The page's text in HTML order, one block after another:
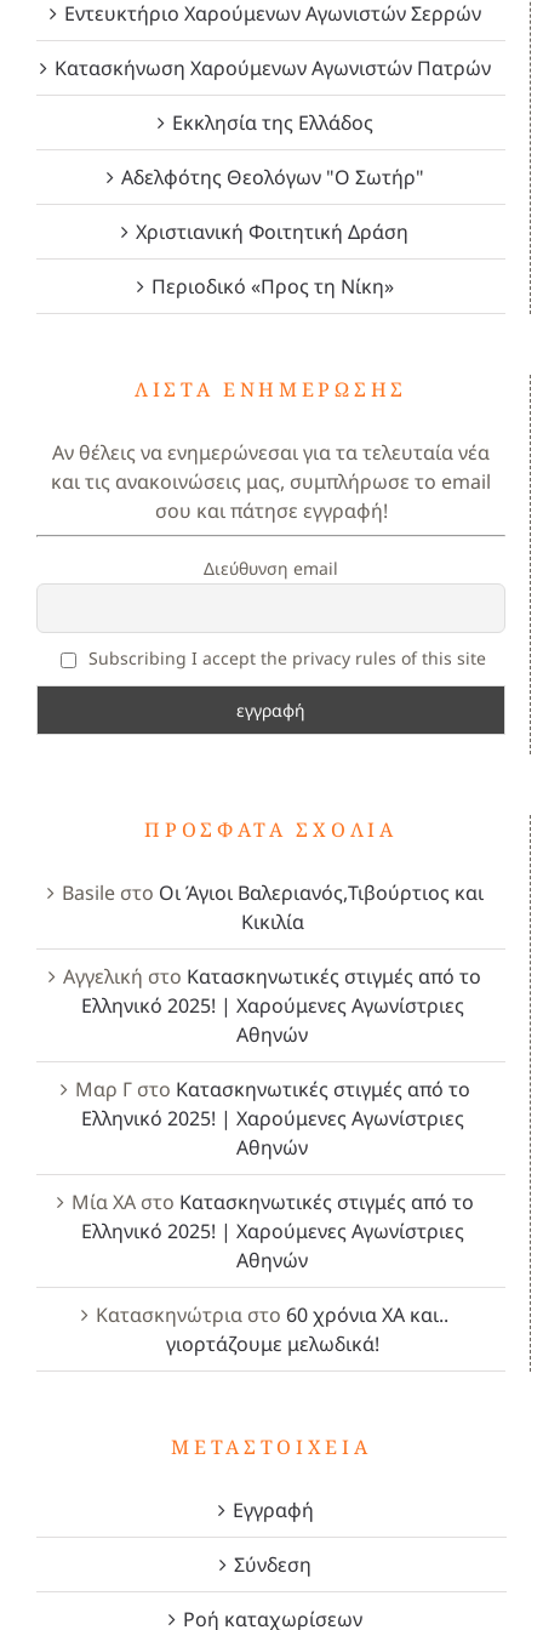
Εντευκτήριο Χαρούμενων Αγωνιστών Σερρών
Κατασκήνωση Χαρούμενων Αγωνιστών Πατρών
Εκκλησία της Ελλάδος
Αδελφότης Θεολόγων "Ο Σωτήρ"
Χριστιανική Φοιτητική Δράση
Περιοδικό «Προς τη Νίκη»
ΛΊΣΤΑ ΕΝΗΜΈΡΩΣΗΣ
Αν θέλεις να ενημερώνεσαι για τα τελευταία νέα
και τις ανακοινώσεις μας, συμπλήρωσε το email
σου και πάτησε εγγραφή!
Διεύθυνση email
Subscribing I accept the privacy rules of this site
ΠΡΌΣΦΑΤΑ ΣΧΌΛΙΑ
Basileστο Οι Άγιοι Βαλεριανός,Τιβούρτιος και
Κικιλία
Αγγελική στο Κατασκηνωτικές στιγμές από το
Ελληνικό 2025! | Χαρούμενες Αγωνίστριες
Αθηνών
Μαρ Γστο Κατασκηνωτικές στιγμές από το
Ελληνικό 2025! | Χαρούμενες Αγωνίστριες
Αθηνών
Μία ΧΑστο Κατασκηνωτικές στιγμές από το
Ελληνικό 2025! | Χαρούμενες Αγωνίστριες
Αθηνών
Κατασκηνώτρια στο 60 χρόνια ΧΑ και..
γιορτάζουμε μελωδικά!
ΜΕΤΑΣΤΟΙΧΕΊΑ
Εγγραφή
Σύνδεση
Ροή καταχωρίσεων